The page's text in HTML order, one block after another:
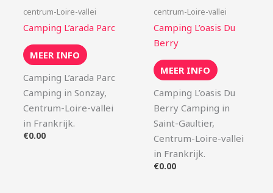
centrum-Loire-vallei
Camping L’arada Parc
MEER INFO
Camping L’arada Parc
Camping in Sonzay,
Centrum-Loire-vallei
in Frankrijk.
€0.00
centrum-Loire-vallei
Camping L’oasis Du
Berry
MEER INFO
Camping L’oasis Du
Berry Camping in
Saint-Gaultier,
Centrum-Loire-vallei
in Frankrijk.
€0.00